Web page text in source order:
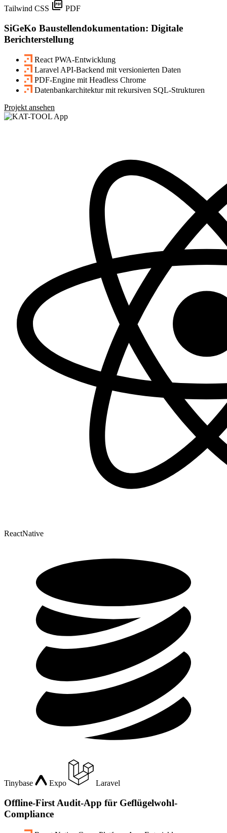
Tailwind CSS PDF
SiGeKo Baustellendokumentation: Digitale
Berichterstellung
React PWA-Entwicklung
Laravel API-Backend mit versionierten Daten
PDF-Engine mit Headless Chrome
Datenbankarchitektur mit rekursiven SQL-Strukturen
Projekt ansehen
ReactNative
Tinybase Expo Laravel
Offline-First Audit-App für Geflügelwohl-
Compliance